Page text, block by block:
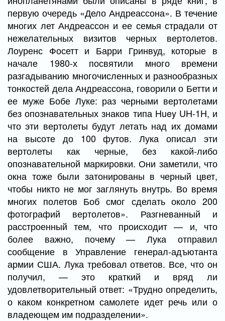
первую очередь «Дело Андреассона». В течение
многих лет Андреассон и ее семья страдали от
нежелательных визитов черных вертолетов.
Лоуренс Фосетт и Барри Гринвуд, которые в
начале 1980-х посвятили много времени
разгадыванию многочисленных и разнообразных
тонкостей дела Андреассона, говорили о Бетти и
ее муже Бобе Луке: раз черными вертолетами
без опознавательных знаков типа Huey UH-1H, и
что эти вертолеты будут летать над их домами
на высоте до 100 футов. Лука описал эти
вертолеты как черные, без какой-либо
опознавательной маркировки. Они заметили, что
окна тоже были затонированы в черный цвет,
чтобы никто не мог заглянуть внутрь. Во время
многих полетов Боб смог сделать около 200
фотографий вертолетов». Разгневанный и
расстроенный тем, что происходит — и, что
более важно, почему — Лука отправил
сообщение в Управление генерал-адъютанта
армии США. Лука требовал ответов. Все, что он
получил, — это краткий и вряд ли
удовлетворительный ответ: «Трудно определить,
о каком конкретном самолете идет речь или о
владеющем им подразделении».